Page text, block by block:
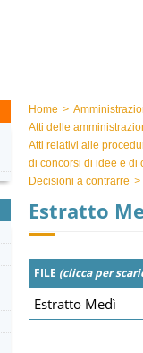
Home >
Atti delle
Atti relativi alle
di concorsi di idee e di
Decisioni a contrarre >
Estratto
FILE (clicca per
Estratto Medì